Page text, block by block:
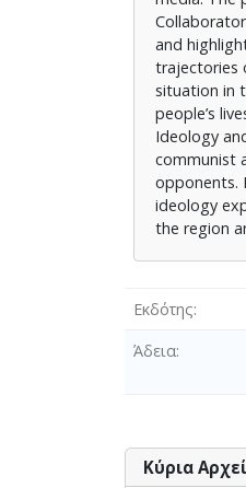
and
trajectories
situation in
people’s
Ideology
communist
opponents.
ideology
the region
Εκδότης
Άδεια
Κύρια